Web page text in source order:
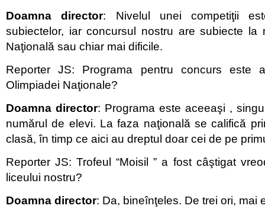
Doamna director: Nivelul unei competiţii
subiectelor, iar concursul nostru are subiecte la
Naţională sau chiar mai dificile.
Reporter JS: Programa pentru concurs este
Olimpiadei Naţionale?
Doamna director: Programa este aceeaşi ,
numărul de elevi. La faza naţională se califică
clasă, în timp ce aici au dreptul doar cei de pe
Reporter JS: Trofeul “Moisil ” a fost câştigat
liceului nostru?
Doamna director: Da, bineînţeles. De trei ori, mai